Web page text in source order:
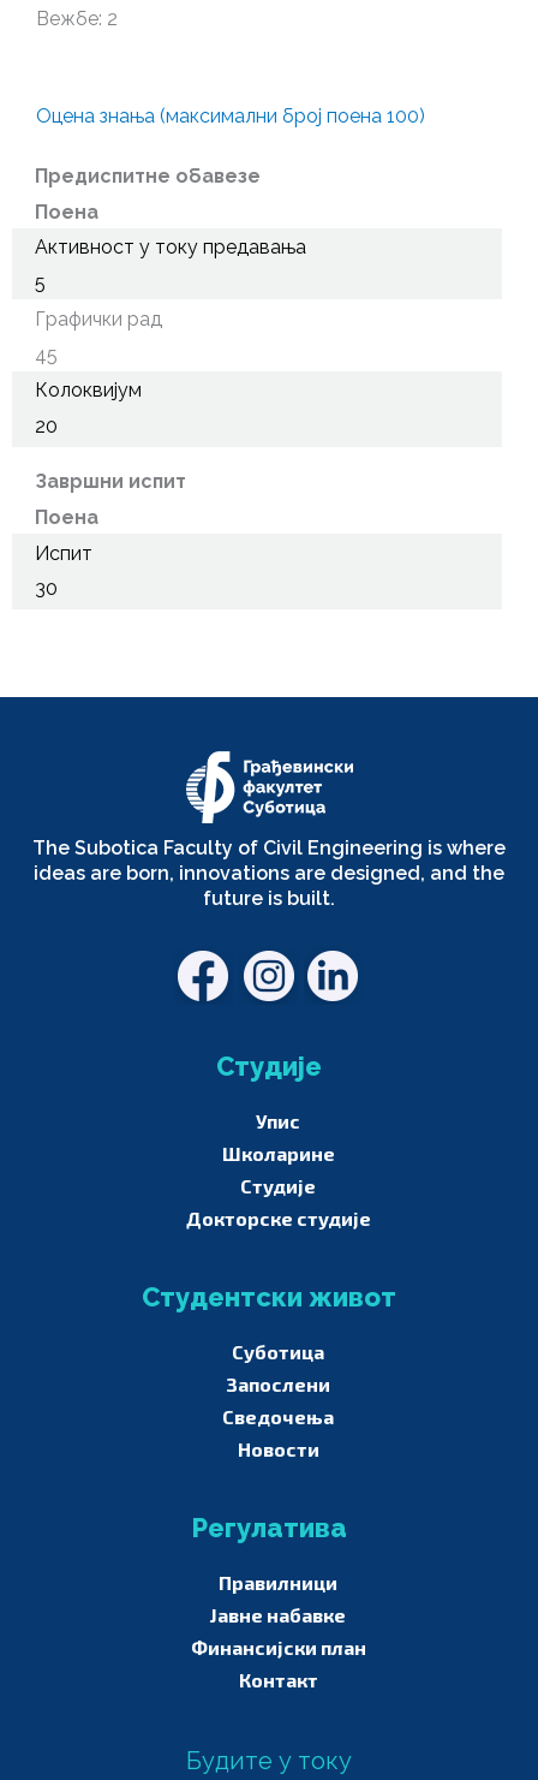
Вежбе: 2
Оцена знања (максимални број поена 100)
Предиспитне обавезе
Поена
Активност у току предавања
5
Графички рад
45
Колоквијум
20
Завршни испит
Поена
Испит
30
The Subotica Faculty of Civil Engineering is where
ideas are born, innovations are designed, and the
future is built.
Студије
Упис
Школарине
Студије
Докторске студије
Студентски живот
Суботица
Запослени
Сведочења
Новости
Регулатива
Правилници
Јавне набавке
Финансијски план
Контакт
Будите у току